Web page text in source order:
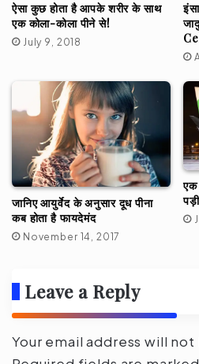
ऐसा कुछ होता है आपके शरीर के साथ
एक कोला-कोला पीने से!
July 9, 2018
जानिए आयुर्वेद के अनुसार दूध पीना
कब होता है फायदेमंद
November 14, 2017
एक
Leave a Reply
Your email address will